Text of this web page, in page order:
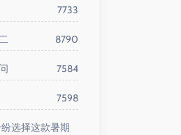
7733
8790
7584
7598
选择这款暑期